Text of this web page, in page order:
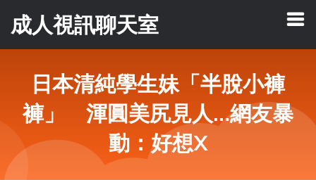
成人視訊聊天室
日本清純學生妹「半脫小褲
褲」 渾圓美尻見人…網友暴
動：好想X